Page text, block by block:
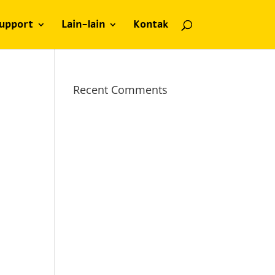
Lain-lain Kontak
Recent Comments